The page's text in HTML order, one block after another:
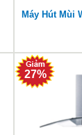
Máy Hút Mùi
27%